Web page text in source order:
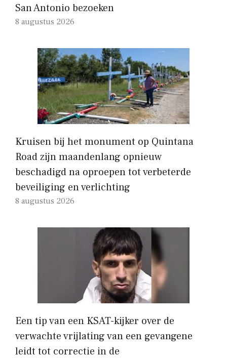
San Antonio bezoeken
8 augustus 2026
Kruisen bij het monument op Quintana
Road zijn maandenlang opnieuw
beschadigd na oproepen tot verbeterde
beveiliging en verlichting
8 augustus 2026
Een tip van een KSAT-kijker over de
verwachte vrijlating van een gevangene
leidt tot correctie in de